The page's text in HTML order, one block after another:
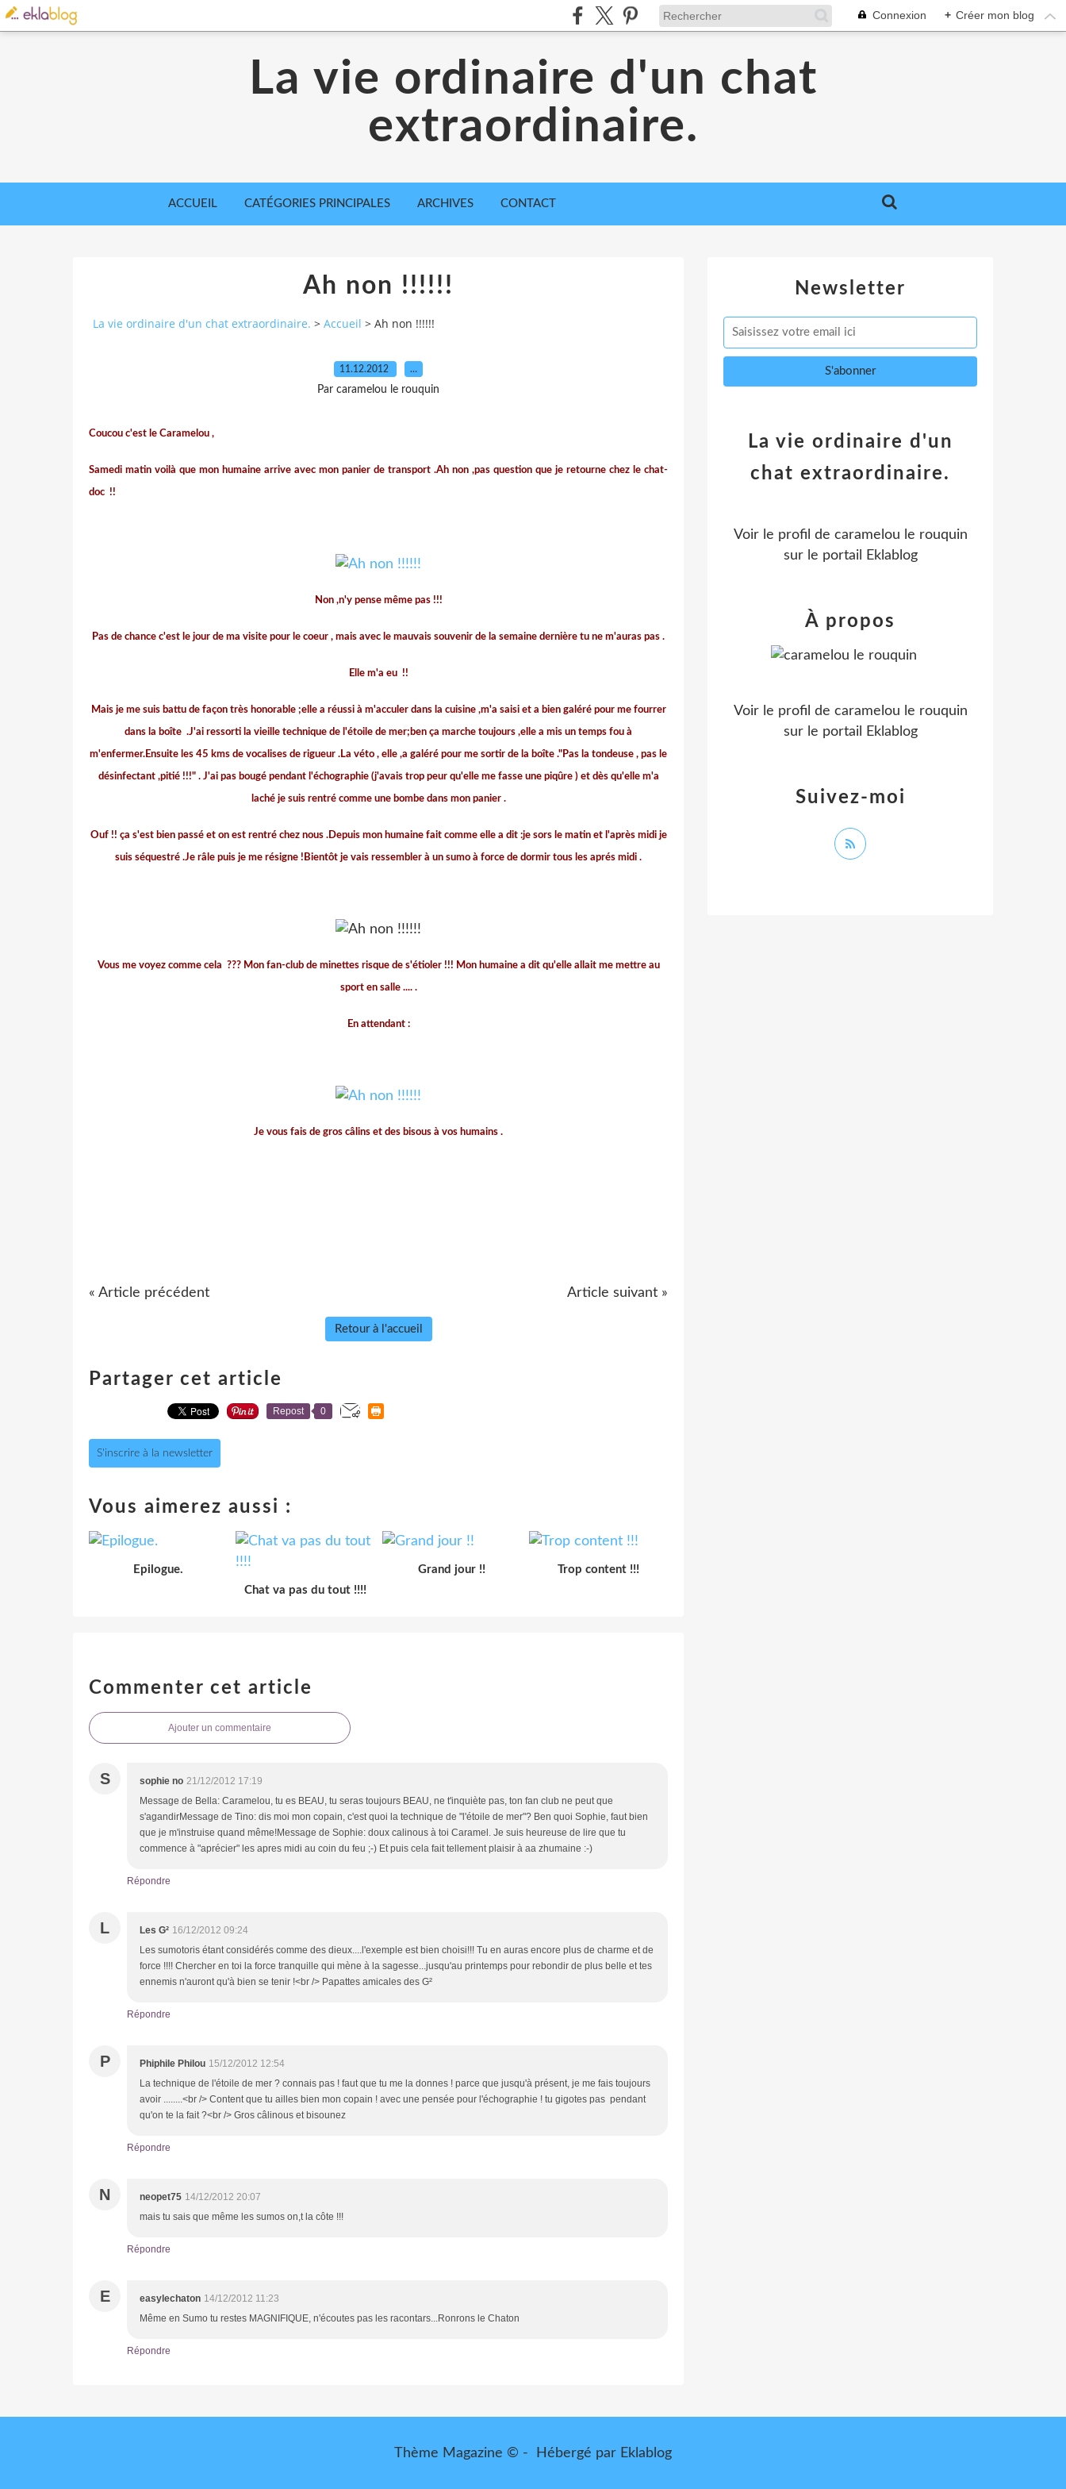
Connexion + Créer mon blog
La vie ordinaire d'un chat
extraordinaire.
ACCUEIL CATÉGORIES PRINCIPALES ARCHIVES CONTACT
Ah non !!!!!!
La vie ordinaire d'un chat extraordinaire. > Accueil > Ah non !!!!!!
11.12.2012 …
Par caramelou le rouquin
Coucou c'est le Caramelou ,
Samedi matin voilà que mon humaine arrive avec mon panier de transport .Ah non ,pas question que je retourne chez le chat-
doc !!
Non ,n'y pense même pas !!!
Pas de chance c'est le jour de ma visite pour le coeur , mais avec le mauvais souvenir de la semaine dernière tu ne m'auras pas .
Elle m'a eu !!
Mais je me suis battu de façon très honorable ;elle a réussi à m'acculer dans la cuisine ,m'a saisi et a bien galéré pour me fourrer
dans la boîte .J'ai ressorti la vieille technique de l'étoile de mer;ben ça marche toujours ,elle a mis un temps fou à
m'enfermer.Ensuite les 45 kms de vocalises de rigueur .La véto , elle ,a galéré pour me sortir de la boîte ."Pas la tondeuse , pas le
désinfectant ,pitié !!!" . J'ai pas bougé pendant l'échographie (j'avais trop peur qu'elle me fasse une piqûre ) et dès qu'elle m'a
laché je suis rentré comme une bombe dans mon panier .
Ouf !! ça s'est bien passé et on est rentré chez nous .Depuis mon humaine fait comme elle a dit :je sors le matin et l'après midi je
suis séquestré .Je râle puis je me résigne !Bientôt je vais ressembler à un sumo à force de dormir tous les aprés midi .
Vous me voyez comme cela ??? Mon fan-club de minettes risque de s'étioler !!! Mon humaine a dit qu'elle allait me mettre au
sport en salle .....
En attendant :
Je vous fais de gros câlins et des bisous à vos humains .
« Article précédent Article suivant »
Retour à l'accueil
Partager cet article
Repost 0
S'inscrire à la newsletter
Vous aimerez aussi :
Epilogue.
Chat va pas du tout !!!!
Grand jour !! Trop content !!!
Commenter cet article
Ajouter un commentaire
S sophie no 21/12/2012 17:19
Message de Bella: Caramelou, tu es BEAU, tu seras toujours BEAU, ne t'inquiète pas, ton fan club ne peut que
s'agandirMessage de Tino: dis moi mon copain, c'est quoi la technique de "l'étoile de mer"? Ben quoi Sophie, faut bien
que je m'instruise quand même!Message de Sophie: doux calinous à toi Caramel. Je suis heureuse de lire que tu
commence à "aprécier" les apres midi au coin du feu ;-) Et puis cela fait tellement plaisir à aa zhumaine :-)
Répondre
L Les G² 16/12/2012 09:24
Les sumotoris étant considérés comme des dieux....l'exemple est bien choisi!!! Tu en auras encore plus de charme et de
force !!!! Chercher en toi la force tranquille qui mène à la sagesse...jusqu'au printemps pour rebondir de plus belle et tes
ennemis n'auront qu'à bien se tenir !<br /> Papattes amicales des G²
Répondre
P Phiphile Philou 15/12/2012 12:54
La technique de l'étoile de mer ? connais pas ! faut que tu me la donnes ! parce que jusqu'à présent, je me fais toujours
avoir ........<br /> Content que tu ailles bien mon copain ! avec une pensée pour l'échographie ! tu gigotes pas pendant
qu'on te la fait ?<br /> Gros câlinous et bisounez
Répondre
N neopet75 14/12/2012 20:07
mais tu sais que même les sumos on,t la côte !!!
Répondre
E easylechaton 14/12/2012 11:23
Même en Sumo tu restes MAGNIFIQUE, n'écoutes pas les racontars...Ronrons le Chaton
Répondre
Newsletter
La vie ordinaire d'un
chat extraordinaire.
Voir le profil de caramelou le rouquin
sur le portail Eklablog
Suivez-moi
À propos
Voir le profil de caramelou le rouquin
sur le portail Eklablog
Thème Magazine © - Hébergé par Eklablog